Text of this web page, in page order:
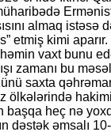
almaq istəsə
etmiş kimi
vaxt bunu
zamanı bu
saxta
ölkələrində
heç nə
dəstək əmsalı